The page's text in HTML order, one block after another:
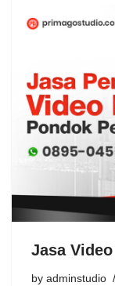
Jasa
by adminstudio